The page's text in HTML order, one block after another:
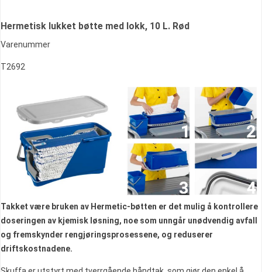
Hermetisk lukket bøtte med lokk, 10 L. Rød
Varenummer
T2692
Takket være bruken av Hermetic-bøtten er det mulig å kontrollere
doseringen av kjemisk løsning, noe som unngår unødvendig avfall
og fremskynder rengjøringsprosessene, og reduserer
driftskostnadene.